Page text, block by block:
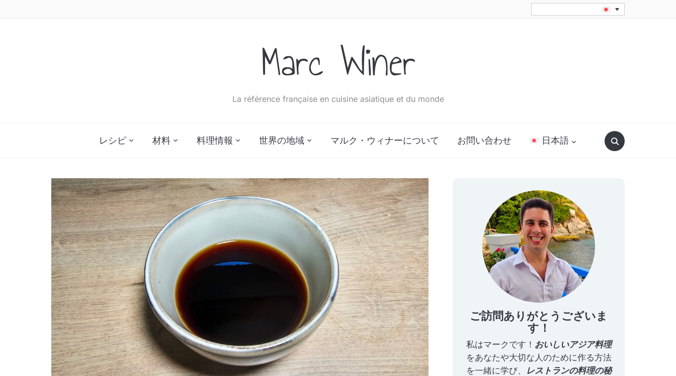
Marc Winer
La référence française en cuisine asiatique et du monde
Search
for:
レシピ 材料 料理情報 世界の地域 マルク・ウィナーについて お問い合わせ 日本語
ご訪問ありがとうございま
す！
私はマークです！ おいしいアジア料理
をあなたや大切な人のために作る方法
を一緒に学び、
レストランの料理の秘